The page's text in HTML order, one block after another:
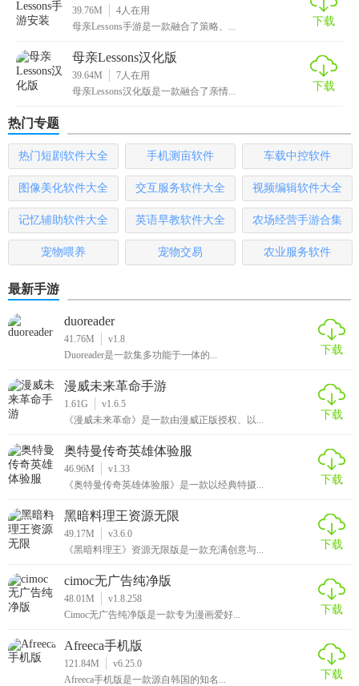
39.76M 4 人在用
母亲Lessons手游是一款融合了策略、...
下载
母亲Lessons汉化版
39.64M 7 人在用
母亲Lessons汉化版是一款融合了亲情...
下载
热门专题
热门短剧软件大全 手机测亩软件 车载中控软件
图像美化软件大全 交互服务软件大全 视频编辑软件大全
记忆辅助软件大全 英语早教软件大全 农场经营手游合集
宠物喂养 宠物交易 农业服务软件
最新手游
duoreader
41.76M
v1.8
Duoreader是一款集多功能于一体的...
下载
漫威未来革命手游
1.61G
v1.6.5
《漫威未来革命》是一款由漫威正版授权、以...
下载
奥特曼传奇英雄体验服
46.96M
v1.33
《奥特曼传奇英雄体验服》是一款以经典特摄...
下载
黑暗料理王资源无限
49.17M
v3.6.0
《黑暗料理王》资源无限版是一款充满创意与...
下载
cimoc无广告纯净版
48.01M
v1.8.258
Cimoc无广告纯净版是一款专为漫画爱好...
下载
Afreeca手机版
121.84M
v6.25.0
Afreeca手机版是一款源自韩国的知名...
下载